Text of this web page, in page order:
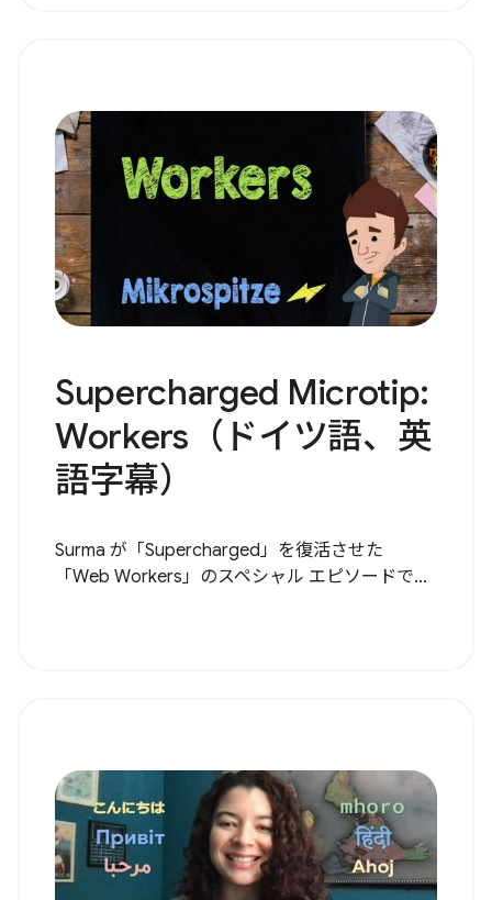
Supercharged Microtip:
Workers（ドイツ語、英
語字幕）
Surma が「Supercharged」を復活させた
「Web Workers」のスペシャル エピソードで...